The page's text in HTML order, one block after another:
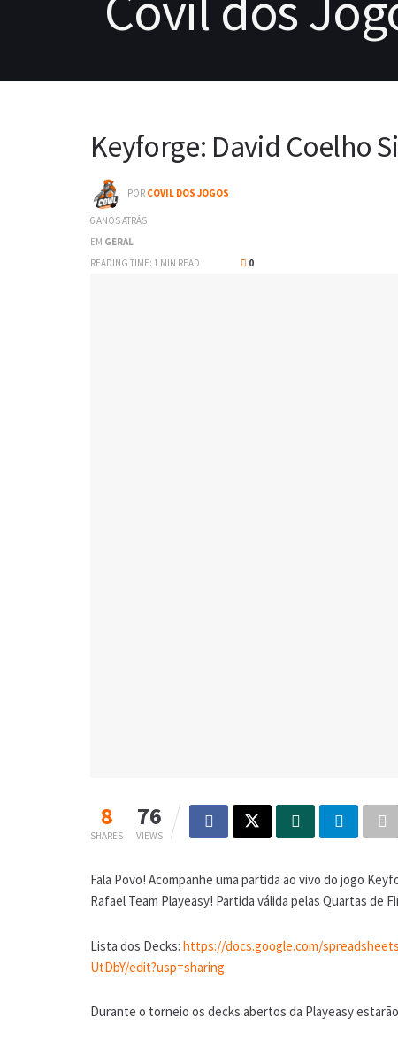
Keyforge: David Coelho
POR COVIL DOS JOGOS
6 ANOS ATRÁS
EM GERAL
READING TIME: 1 MIN READ
0
8
SHARES
76
VIEWS
Fala Povo! Acompanhe uma partida ao vivo do jogo
Rafael Team Playeasy! Partida válida pelas Quartas de
Lista dos Decks: https://docs.google.com/
UtDbY/edit?usp=sharing
Durante o torneio os decks abertos da Playeasy